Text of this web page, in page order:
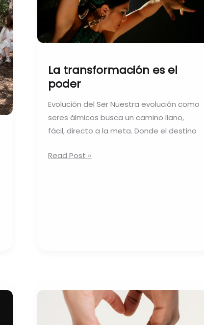
La transformación es el
poder
Evolución del Ser Nuestra evolución como
seres álmicos busca un camino llano,
fácil, directo a la meta. Donde el destino
Read Post »
Flamenco